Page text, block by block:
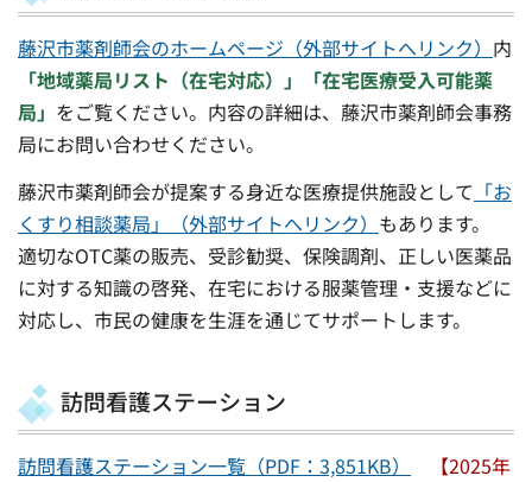
藤沢市薬剤師会のホームページ（外部サイトへリンク） 内
「地域薬局リスト（在宅対応）」「在宅医療受入可能薬
局」 をご覧ください。内容の詳細は、藤沢市薬剤師会事務
局にお問い合わせください。
藤沢市薬剤師会が提案する身近な医療提供施設として 「お
くすり相談薬局」（外部サイトへリンク） もあります。
適切なOTC薬の販売、受診勧奨、保険調剤、正しい医薬品
に対する知識の啓発、在宅における服薬管理・支援などに
対応し、市民の健康を生涯を通じてサポートします。
訪問看護ステーション
訪問看護ステーション一覧（PDF：3,851KB）
【2025年